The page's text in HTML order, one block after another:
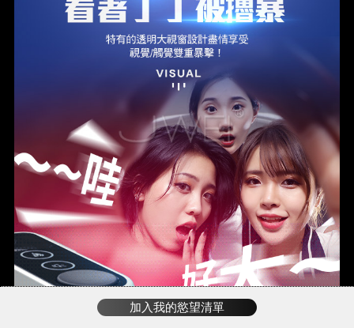
加入我的慾望清單